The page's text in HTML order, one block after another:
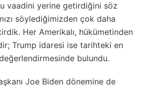
vaadini yerine getirdiğini söz
söylediğimizden çok daha
Her Amerikalı, hükümetinden
Trump idaresi ise tarihteki en
bulundu.
Joe Biden dönemine de